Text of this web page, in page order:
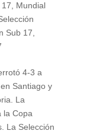
Mundial
Sub 17
4-3 a
Santiago y
La
la Copa
La Selección